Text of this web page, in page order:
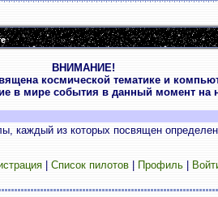
ВНИМАНИЕ!
космической тематике и
в мире события в данный момент на
каждый из которых посвящен
| Список пилотов| Профиль|